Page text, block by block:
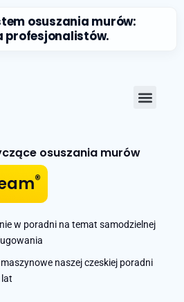
osuszania murów:
profesjonalistów.
osuszania murów
®
w poradni na temat samodzielnej
naszej czeskiej poradni
lat